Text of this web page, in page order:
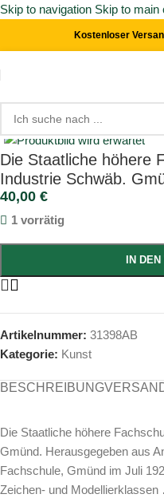
Skip to navigation Skip to main
Kostenloser
Start/ KunstClick to enlarge
Die Staatliche höhere
Industrie Schwäb.
40,00 €
1 vorrätig
IN
Artikelnummer: 31398AB
Kategorie: Kunst
BESCHREIBUNG
Die Staatliche höhere
Gmünd. Herausgegeben aus
Fachschule, Gmünd im Juli
Zeichen- und